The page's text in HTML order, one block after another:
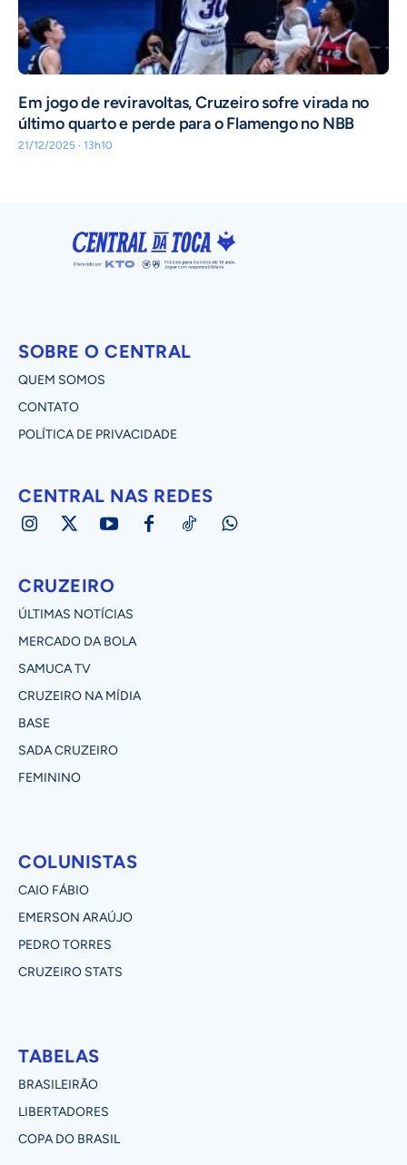
Em jogo de reviravoltas, Cruzeiro sofre virada no
último quarto e perde para o Flamengo no NBB
21/12/2025 · 13h10
SOBRE O CENTRAL
QUEM SOMOS
CONTATO
POLÍTICA DE PRIVACIDADE
CENTRAL NAS REDES
CRUZEIRO
ÚLTIMAS NOTÍCIAS
MERCADO DA BOLA
SAMUCA TV
CRUZEIRO NA MÍDIA
BASE
SADA CRUZEIRO
FEMININO
COLUNISTAS
CAIO FÁBIO
EMERSON ARAÚJO
PEDRO TORRES
CRUZEIRO STATS
TABELAS
BRASILEIRÃO
LIBERTADORES
COPA DO BRASIL